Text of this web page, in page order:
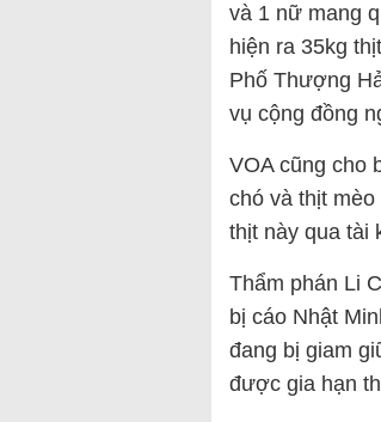
và 1 nữ mang
hiện ra 35kg
Phố Thượng
vụ cộng đồng
VOA cũng cho
chó và thịt
thịt này qua tài
Thẩm phán Li
bị cáo Nhật
đang bị giam
được gia hạn